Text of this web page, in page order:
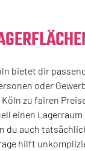
bietet dir
oder
zu fairen
einen
du auch
hilft